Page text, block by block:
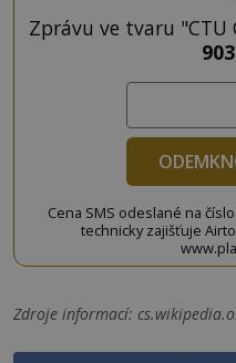
Zprávu ve tvaru "CTU
Cena SMS odeslané na
technicky zajišťuje
Zdroje informací: